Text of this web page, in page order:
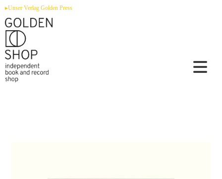
Zum
springen
▸Unser Verlag Golden Press